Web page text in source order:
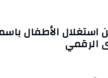
استغلال الأطفال
الرقمي